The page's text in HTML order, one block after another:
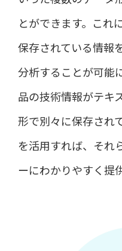
とができます。これ
保存されている情報
分析することが可能
品の技術情報がテキ
形で別々に保存され
を活用すれば、それ
ーにわかりやすく提